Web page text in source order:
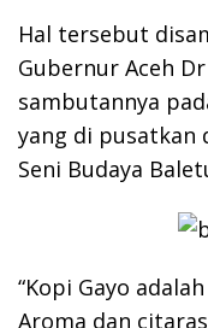
Hal tersebut
Gubernur Aceh
sambutannya
yang di pusatkan
Seni Budaya
“Kopi Gayo
Aroma dan